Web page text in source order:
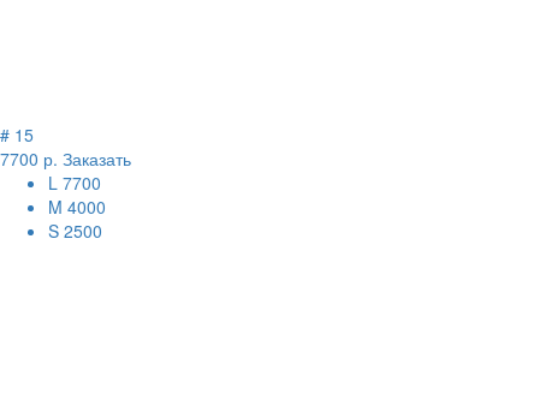
# 15
7700 р. Заказать
L 7700
M 4000
S 2500